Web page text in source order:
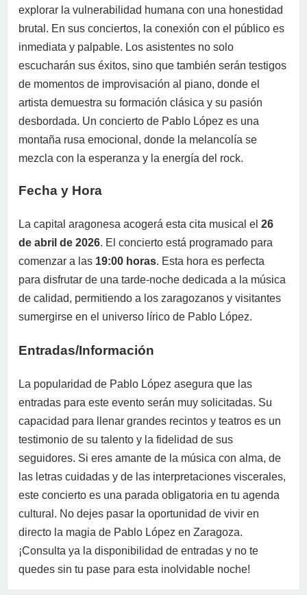
explorar la vulnerabilidad humana con una honestidad
brutal. En sus conciertos, la conexión con el público es
inmediata y palpable. Los asistentes no solo
escucharán sus éxitos, sino que también serán testigos
de momentos de improvisación al piano, donde el
artista demuestra su formación clásica y su pasión
desbordada. Un concierto de Pablo López es una
montaña rusa emocional, donde la melancolía se
mezcla con la esperanza y la energía del rock.
Fecha y Hora
La capital aragonesa acogerá esta cita musical el 26
de abril de 2026. El concierto está programado para
comenzar a las 19:00 horas. Esta hora es perfecta
para disfrutar de una tarde-noche dedicada a la música
de calidad, permitiendo a los zaragozanos y visitantes
sumergirse en el universo lírico de Pablo López.
Entradas/Información
La popularidad de Pablo López asegura que las
entradas para este evento serán muy solicitadas. Su
capacidad para llenar grandes recintos y teatros es un
testimonio de su talento y la fidelidad de sus
seguidores. Si eres amante de la música con alma, de
las letras cuidadas y de las interpretaciones viscerales,
este concierto es una parada obligatoria en tu agenda
cultural. No dejes pasar la oportunidad de vivir en
directo la magia de Pablo López en Zaragoza.
¡Consulta ya la disponibilidad de entradas y no te
quedes sin tu pase para esta inolvidable noche!